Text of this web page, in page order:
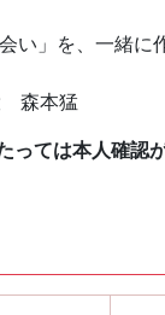
い」を、一緒に
森本猛
ては本人確認